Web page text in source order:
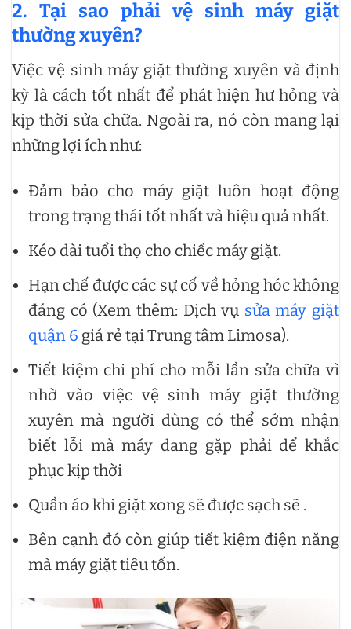
2. Tại sao phải vệ sinh máy giặt
thường xuyên?
Việc vệ sinh máy giặt thường xuyên và định
kỳ là cách tốt nhất để phát hiện hư hỏng và
kịp thời sửa chữa. Ngoài ra, nó còn mang lại
những lợi ích như:
Đảm bảo cho máy giặt luôn hoạt động
trong trạng thái tốt nhất và hiệu quả nhất.
Kéo dài tuổi thọ cho chiếc máy giặt.
Hạn chế được các sự cố về hỏng hóc không
đáng có (Xem thêm: Dịch vụ sửa máy giặt
quận 6 giá rẻ tại Trung tâm Limosa).
Tiết kiệm chi phí cho mỗi lần sửa chữa vì
nhờ vào việc vệ sinh máy giặt thường
xuyên mà người dùng có thể sớm nhận
biết lỗi mà máy đang gặp phải để khắc
phục kịp thời
Quần áo khi giặt xong sẽ được sạch sẽ .
Bên cạnh đó còn giúp tiết kiệm điện năng
mà máy giặt tiêu tốn.